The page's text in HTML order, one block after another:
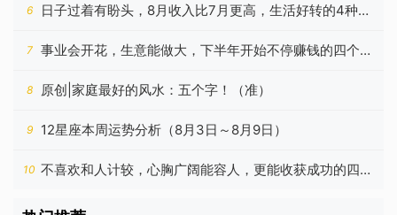
6
日子过着有盼头，8月收入比7月更高，生活好转的4种属
相
7
事业会开花，生意能做大，下半年开始不停赚钱的四个星
座
8 原创|家庭最好的风水：五个字！（准）
9 12星座本周运势分析（8月3日～8月9日）
10 不喜欢和人计较，心胸广阔能容人，更能收获成功的四个